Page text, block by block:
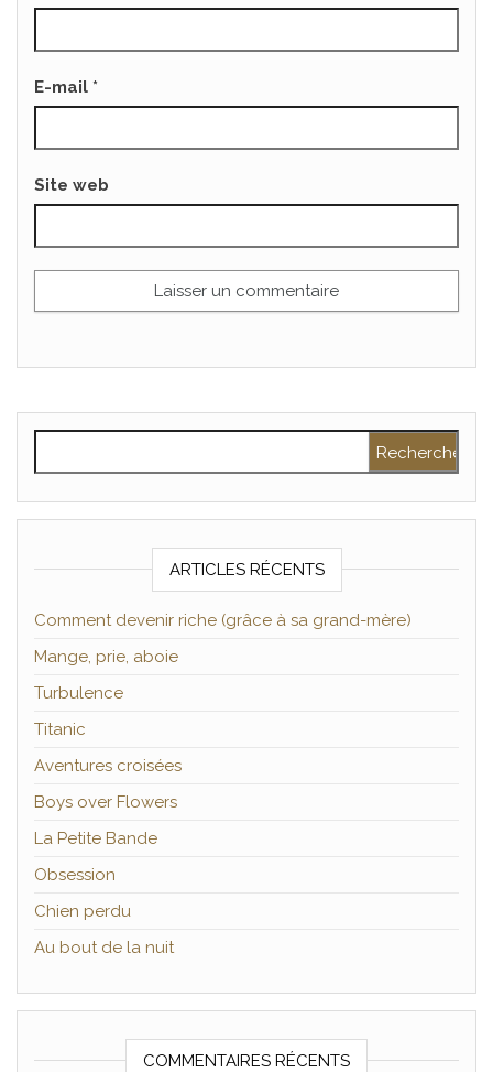
E-mail *
Site web
ARTICLES RÉCENTS
Comment devenir riche (grâce à sa grand-mère)
Mange, prie, aboie
Turbulence
Titanic
Aventures croisées
Boys over Flowers
La Petite Bande
Obsession
Chien perdu
Au bout de la nuit
COMMENTAIRES RÉCENTS